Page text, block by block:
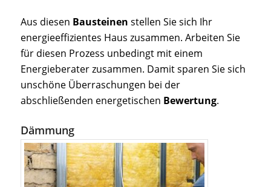
Aus diesen Bausteinen stellen Sie sich Ihr
energieeffizientes Haus zusammen. Arbeiten Sie
für diesen Prozess unbedingt mit einem
Energieberater zusammen. Damit sparen Sie sich
unschöne Überraschungen bei der
abschließenden energetischen Bewertung.
Dämmung